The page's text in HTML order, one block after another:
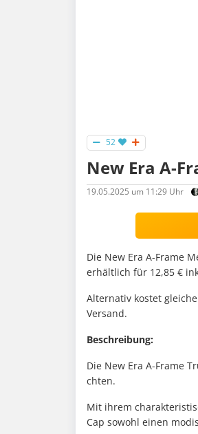
52
New Era A-
19.05.2025 um 11:29 Uhr
Die New Era A-Frame
erhältlich für 12,85 €
Alternativ kostet
Versand.
Beschreibung:
Die New Era A-Frame
chten.
Mit ihrem
Cap sowohl einen